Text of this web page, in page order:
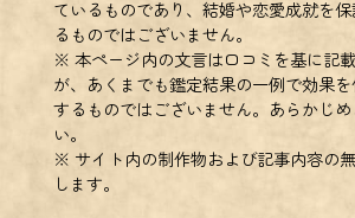
ているものであり、結婚や恋愛成就を
るものではございません。
※ 本ページ内の文言は口コミを基に記
が、あくまでも鑑定結果の一例で効果
するものではございません。あらかじ
い。
※ サイト内の制作物および記事内容の
します。